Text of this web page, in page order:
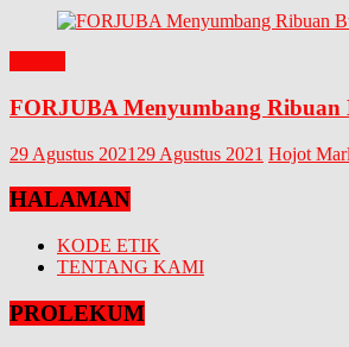
FORJUBA Menyumbang Ribuan
29 Agustus 2021 29 Agustus 2021 Hojot
HALAMAN
KODE ETIK
TENTANG KAMI
PROLEKUM